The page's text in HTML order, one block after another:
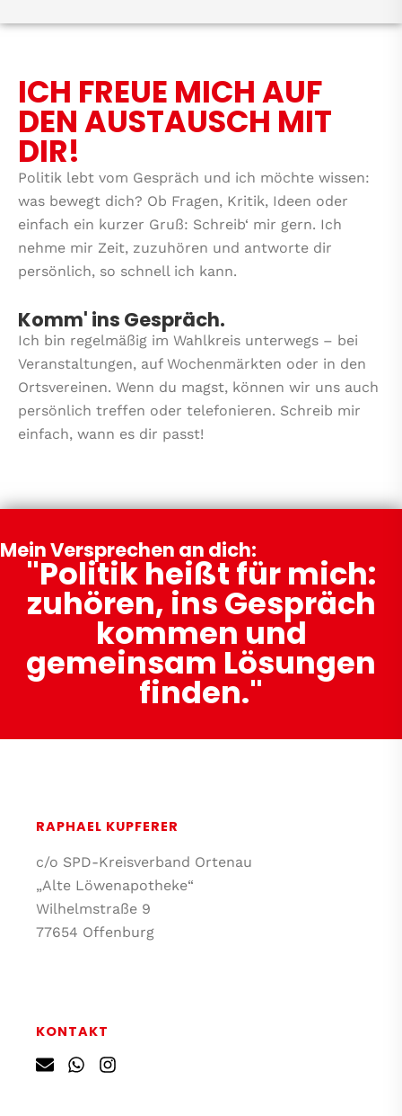
ICH FREUE MICH AUF
DEN AUSTAUSCH MIT
DIR!
Politik lebt vom Gespräch und ich möchte wissen:
was bewegt dich? Ob Fragen, Kritik, Ideen oder
einfach ein kurzer Gruß: Schreib‘ mir gern. Ich
nehme mir Zeit, zuzuhören und antworte dir
persönlich, so schnell ich kann.
Komm' ins Gespräch.
Ich bin regelmäßig im Wahlkreis unterwegs – bei
Veranstaltungen, auf Wochenmärkten oder in den
Ortsvereinen. Wenn du magst, können wir uns auch
persönlich treffen oder telefonieren. Schreib mir
einfach, wann es dir passt!
Mein Versprechen an dich:
"Politik heißt für mich:
zuhören, ins Gespräch
kommen und
gemeinsam Lösungen
finden."
RAPHAEL KUPFERER
c/o SPD-Kreisverband Ortenau
„Alte Löwenapotheke“
Wilhelmstraße 9
77654 Offenburg
KONTAKT